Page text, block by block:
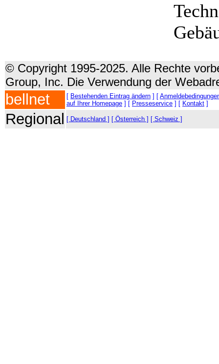
© Copyright 1995-2025. Alle Rechte
Group, Inc. Die Verwendung der
bellnet [ Bestehenden Eintrag ändern ] [
auf Ihrer Homepage ] [ Presseservice ] [ Kontakt ]
Regional [ Deutschland ] [ Österreich ] [ Schweiz ]